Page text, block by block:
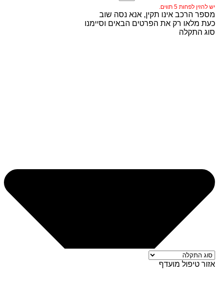
יש להזין לפחות 5 תווים.
מספר הרכב אינו תקין, אנא נסה שוב
כעת מלאו רק את הפרטים הבאים וסיימנו
סוג התקלה
אזור טיפול מועדף